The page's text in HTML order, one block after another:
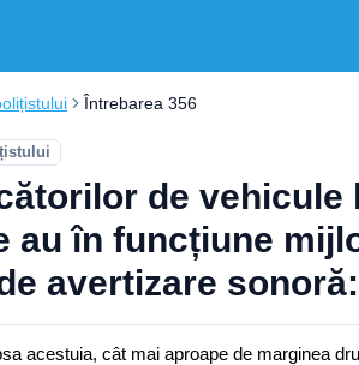
Întrebarea 356
de
în funcțiune
avertizare sonoră:
acestuia, cât mai aproape de marginea